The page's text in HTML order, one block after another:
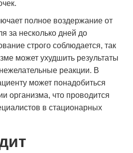
полное воздержание от
за несколько дней до
строго соблюдается, так
может ухудшить результаты
реакции. В
может понадобиться
организма, что проводится
в стационарных